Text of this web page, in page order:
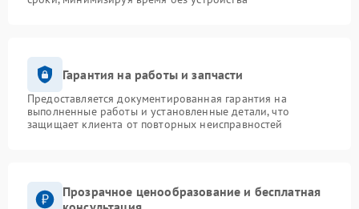
Гарантия на работы и запчасти
Предоставляется документированная гарантия на
выполненные работы и установленные детали, что
защищает клиента от повторных неисправностей
Прозрачное ценообразование и бесплатная